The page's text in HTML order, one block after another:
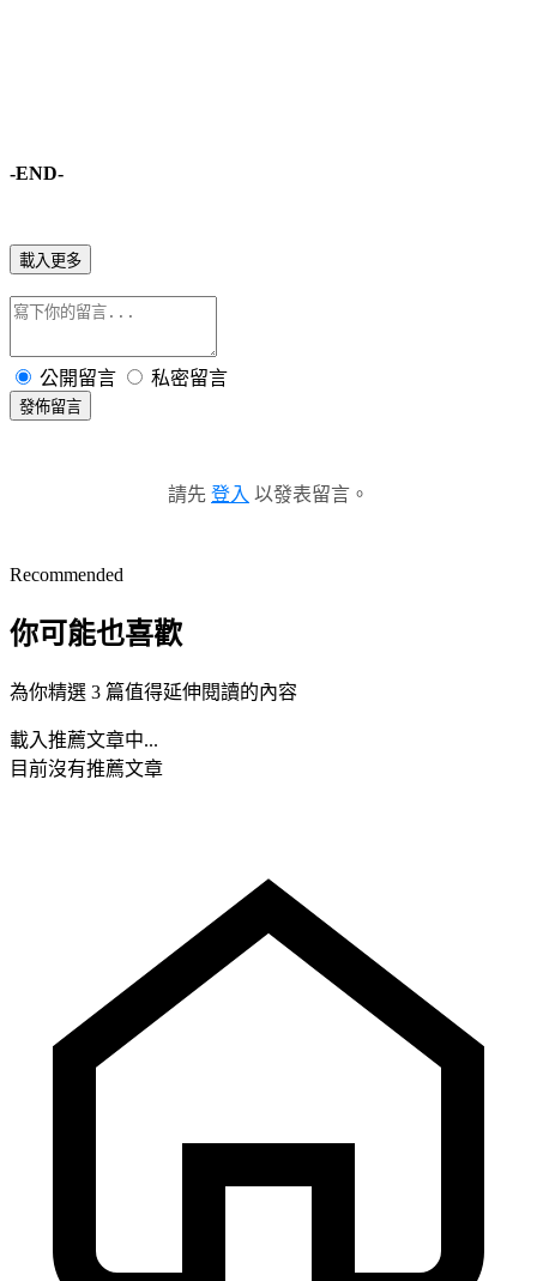
-END-
載入更多
公開留言 私密留言
發佈留言
請先 登入 以發表留言。
Recommended
你可能也喜歡
為你精選 3 篇值得延伸閱讀的內容
載入推薦文章中...
目前沒有推薦文章